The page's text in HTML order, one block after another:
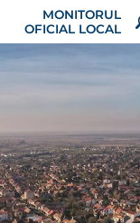
MONITORUL
OFICIAL LOCAL